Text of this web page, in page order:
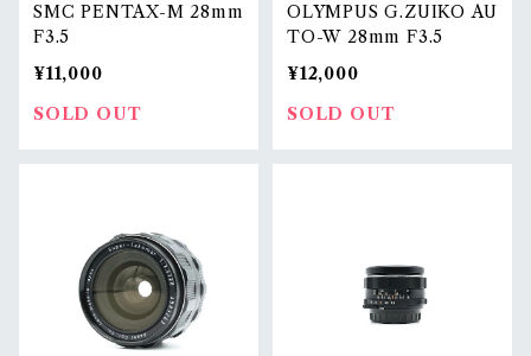
SMC PENTAX-M 28mm
F3.5
¥11,000
SOLD OUT
OLYMPUS G.ZUIKO AU
TO-W 28mm F3.5
¥12,000
SOLD OUT